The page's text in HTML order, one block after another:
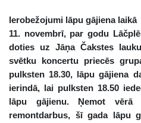
Ierobežojumi lāpu gājiena laikā
11. novembrī, par godu
doties uz Jāņa Čakstes
svētku koncertu priecēs
pulksten 18.30, lāpu gājiena
ierindā, lai pulksten 18.50
lāpu gājienu. Ņemot vērā
remontdarbus, šī gada lāpu